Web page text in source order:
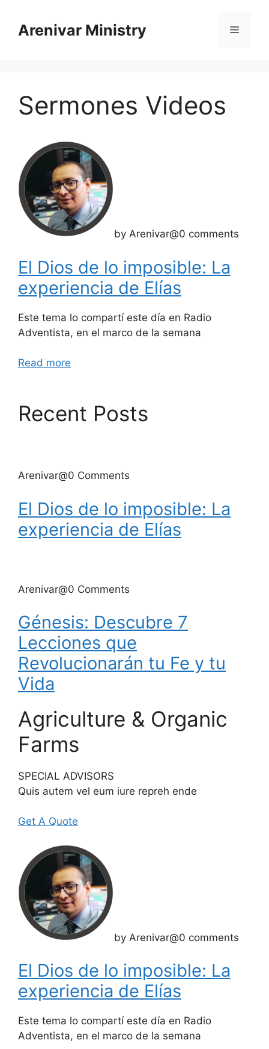
contenido
Arenivar Ministry Menú
Sermones Videos
by Arenivar@0 comments
El Dios de lo imposible: La
experiencia de Elías
Este tema lo compartí este día en Radio
Adventista, en el marco de la semana
Read more
Recent Posts
Arenivar@0 Comments
El Dios de lo imposible: La
experiencia de Elías
Arenivar@0 Comments
Génesis: Descubre 7
Lecciones que
Revolucionarán tu Fe y tu
Vida
Agriculture & Organic
Farms
SPECIAL ADVISORS
Quis autem vel eum iure repreh ende
Get A Quote
by Arenivar@0 comments
El Dios de lo imposible: La
experiencia de Elías
Este tema lo compartí este día en Radio
Adventista, en el marco de la semana